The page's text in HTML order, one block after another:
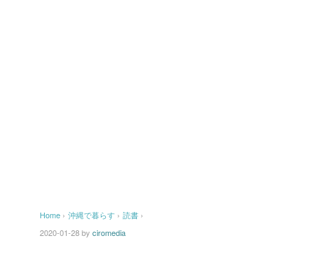
Home › 沖縄で暮らす › 読書 ›
2020-01-28by ciromedia